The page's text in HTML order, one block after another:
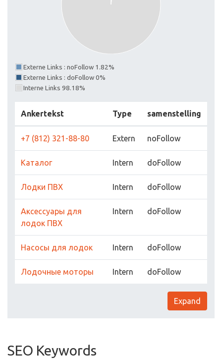
Externe Links : noFollow 1.82%
Externe Links : doFollow 0%
Interne Links 98.18%
Ankertekst Type samenstelling
+7 (812) 321-88-80 Extern noFollow
Каталог Intern doFollow
Лодки ПВХ Intern doFollow
Аксессуары для
лодок ПВХ
Intern doFollow
Насосы для лодок Intern doFollow
Лодочные моторы Intern doFollow
Expand
SEO Keywords